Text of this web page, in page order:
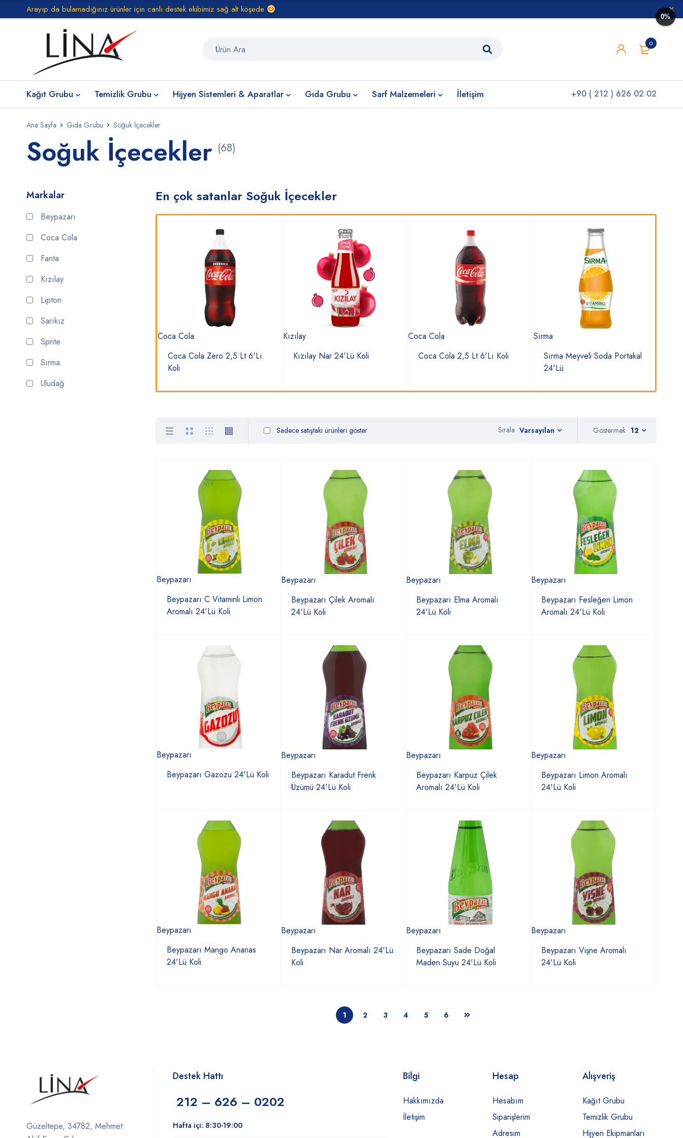
Arayıp da bulamadığınız ürünler için canlı destek ekibimiz sağ alt köşede
0
Kağıt Grubu Temizlik Grubu Hijyen Sistemleri & Aparatlar Gıda Grubu Sarf Malzemeleri İletişim +90 ( 212 ) 626 02 02
Ana Sayfa Gıda Grubu Soğuk İçecekler
Soğuk İçecekler (68)
Markalar
Beypazarı
Coca Cola
Fanta
Kızılay
Lipton
Sarıkız
Sprite
Sırma
Uludağ
En çok satanlar Soğuk İçecekler
Kızılay
6'Lı Koli
Coca Cola
Coca Cola Zero 2,5 Lt 6'Lı
Koli
Kızılay
Kızılay Nar 24'Lü Koli
Coca Cola
Coca Cola 2,5 Lt 6'Lı Koli
Sırma
Sırma Meyveli Soda Portakal
24'Lü
Sırala Varsayılan
Sadece satıştaki ürünleri göster Göstermek 12
Beypazarı
Beypazarı C Vitaminli Limon
Aromalı 24'Lü Koli
Beypazarı
Beypazarı Çilek Aromalı
24'Lü Koli
Beypazarı
Beypazarı Elma Aromalı
24'Lü Koli
Beypazarı
Beypazarı Fesleğen Limon
Aromalı 24'Lü Koli
Beypazarı
Beypazarı Gazozu 24'Lü Koli
Beypazarı
Beypazarı Karadut Frenk
Üzümü 24'Lü Koli
Beypazarı
Beypazarı Karpuz Çilek
Aromalı 24'Lü Koli
Beypazarı
Beypazarı Limon Aromalı
24'Lü Koli
Beypazarı
Beypazarı Mango Ananas
24'Lü Koli
Beypazarı
Beypazarı Nar Aromalı 24'Lü
Koli
Beypazarı
Beypazarı Sade Doğal
Maden Suyu 24'Lü Koli
Beypazarı
Beypazarı Vişne Aromalı
24'Lü Koli
1 2 3 4 5 6
Güzeltepe, 34782, Mehmet
Destek Hattı
212 – 626 – 0202
Hafta içi: 8:30-19:00
Bilgi
Hakkımızda
İletişim
Hesap
Hesabım
Siparişlerim
Adresim
Alışveriş
Kağıt Grubu
Temizlik Grubu
Hijyen Ekipmanları
0%